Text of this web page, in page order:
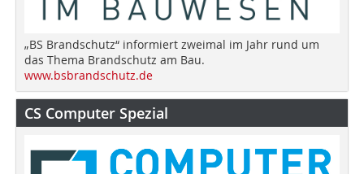
„BS Brandschutz“ informiert zweimal im Jahr rund um
das Thema Brandschutz am Bau.
www.bsbrandschutz.de
CS Computer Spezial